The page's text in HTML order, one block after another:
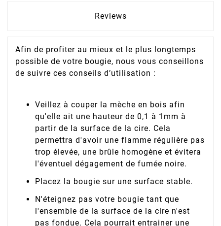
Reviews
Afin de profiter au mieux et le plus longtemps
possible de votre bougie, nous vous conseillons
de suivre ces conseils d’utilisation :
Veillez à couper la mèche en bois afin
qu'elle ait une hauteur de 0,1 à 1mm à
partir de la surface de la cire. Cela
permettra d'avoir une flamme régulière pas
trop élevée, une brûle homogène et évitera
l'éventuel dégagement de fumée noire.
Placez la bougie sur une surface stable.
N'éteignez pas votre bougie tant que
l'ensemble de la surface de la cire n'est
pas fondue. Cela pourrait entrainer une